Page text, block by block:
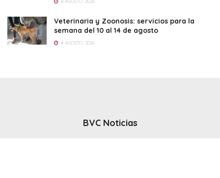
Veterinaria y Zoonosis: servicios para la
semana del 10 al 14 de agosto
8 AGOSTO, 2026
BVC Noticias